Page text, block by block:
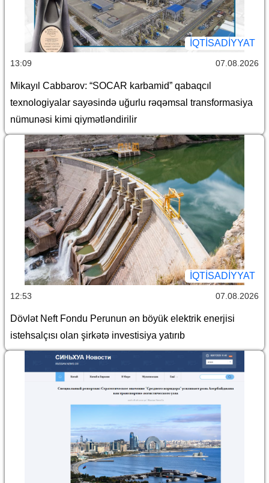
İQTİSADİYYAT
13:09 07.08.2026
Mikayıl Cabbarov: “SOCAR karbamid” qabaqcıl
texnologiyalar sayəsində uğurlu rəqəmsal transformasiya
nümunəsi kimi qiymətləndirilir
İQTİSADİYYAT
12:53 07.08.2026
Dövlət Neft Fondu Perunun ən böyük elektrik enerjisi
istehsalçısı olan şirkətə investisiya yatırıb